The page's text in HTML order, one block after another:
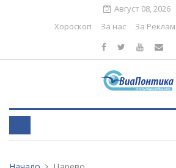
Август 08, 2026
Хороскоп
За нас За